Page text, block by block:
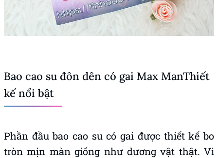
Bao cao su đôn dên có gai Max ManThiết
kế nổi bật
Phần đầu bao cao su có gai được thiết kế bo
tròn mịn màn giống như dương vật thật. Vi